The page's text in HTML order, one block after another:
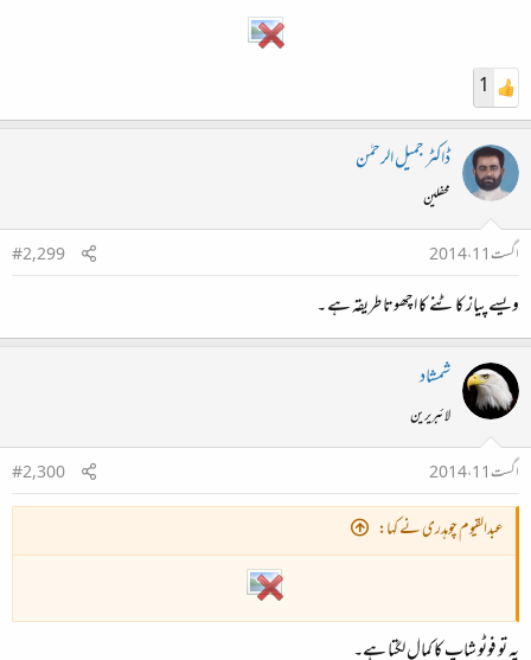
1
ڈاکٹر جمیل الرحمٰن
محفلین
اگست 11، 2014
#2,299
ویسے پیاز کاٹنے کا اچھوتا طریقہ ہے ۔
شمشاد
لائبریرین
اگست 11، 2014
#2,300
عبدالقیوم چوہدری نے کہا:
یہ تو فوٹو شاپ کا کمال لگتا ہے۔